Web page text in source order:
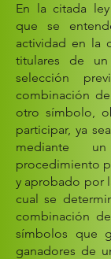
En la citada
que se
actividad en la
titulares de
selección
combinación
otro símbolo,
participar, ya
mediante
procedimiento
y aprobado por
cual se
combinación
símbolos que
ganadores de